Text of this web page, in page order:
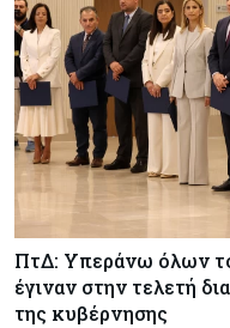
ΠτΔ: Υπεράνω όλων
έγιναν στην τελετή
της κυβέρνησης